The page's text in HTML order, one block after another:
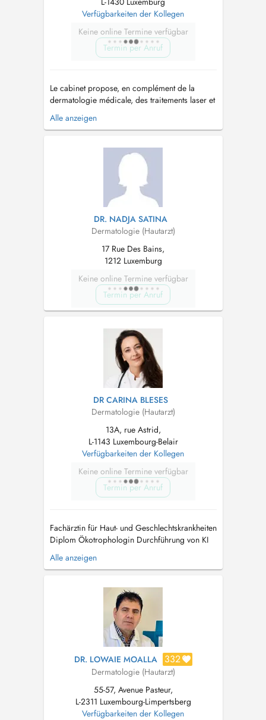
Verfügbarkeiten der Kollegen
Keine online Termine verfügbar
Termin per Anruf
Le cabinet propose, en complément de la
dermatologie médicale, des traitements laser et
d'amélioration de la qualité de la peau dans
une approche médicale (domaines d'intérêt:
et taches pigmentaires, cicatrices d'acné,
photorajeunissement et qualité ...
Alle anzeigen
DR. NADJA SATINA
Dermatologie (Hautarzt)
17 Rue Des Bains,
1212 Luxemburg
Keine online Termine verfügbar
Termin per Anruf
DR CARINA BLESES
Dermatologie (Hautarzt)
13A, rue Astrid,
L-1143 Luxembourg-Belair
Verfügbarkeiten der Kollegen
Keine online Termine verfügbar
Termin per Anruf
Fachärztin für Haut- und Geschlechtskrankheiten
Diplom Ökotrophologin Durchführung von KI
gestützter Hautkrebsvorsorgeuntersuchungen
Haarsprechstunde, Diagnostik und Therapie
Behandlungen Ästhetische Behandlungen mit
Botulinum Toxin, Polynukleot...
Alle anzeigen
DR. LOWAIE MOALLA 332
Dermatologie (Hautarzt)
55-57, Avenue Pasteur,
L-2311 Luxembourg-Limpertsberg
Verfügbarkeiten der Kollegen